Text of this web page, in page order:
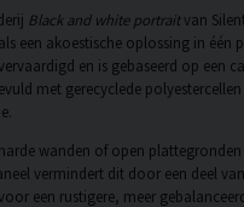
Black and white portraitvan
een akoestische oplossing in één
en is gebaseerd op een
met gerecyclede
wanden of open
vermindert dit door een deel
een rustigere, meer